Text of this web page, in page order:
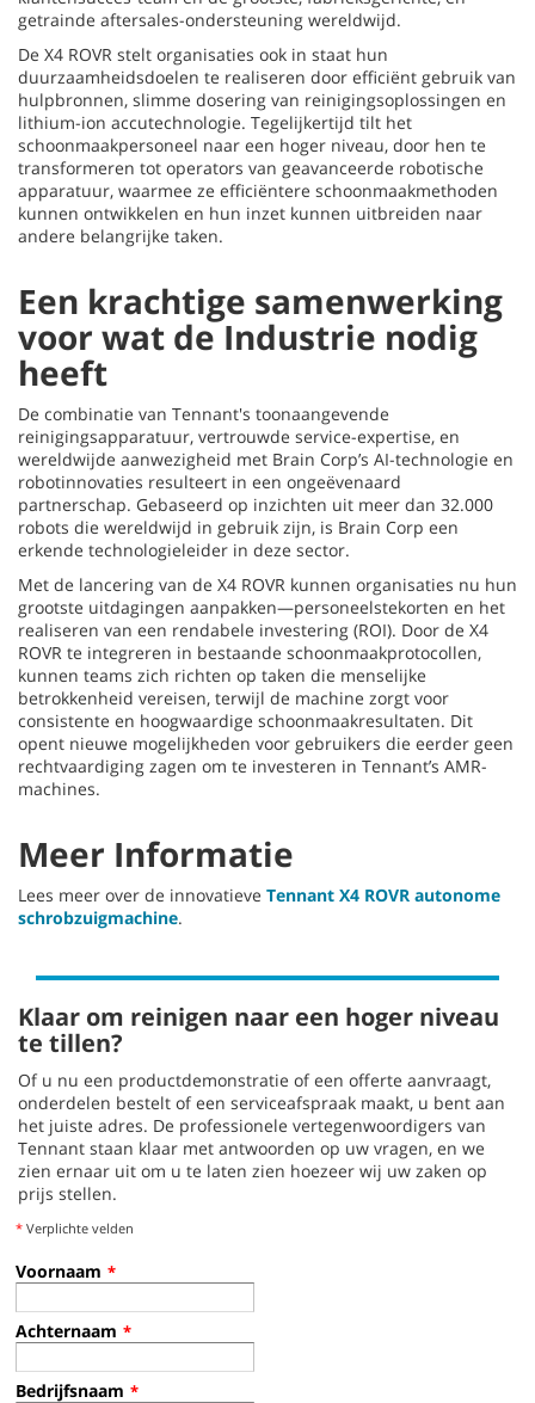
getrainde aftersales-ondersteuning wereldwijd.
De X4 ROVR stelt organisaties ook in staat hun
duurzaamheidsdoelen te realiseren door efficiënt gebruik van
hulpbronnen, slimme dosering van reinigingsoplossingen en
lithium-ion accutechnologie. Tegelijkertijd tilt het
schoonmaakpersoneel naar een hoger niveau, door hen te
transformeren tot operators van geavanceerde robotische
apparatuur, waarmee ze efficiëntere schoonmaakmethoden
kunnen ontwikkelen en hun inzet kunnen uitbreiden naar
andere belangrijke taken.
Een krachtige samenwerking
voor wat de Industrie nodig
heeft
De combinatie van Tennant's toonaangevende
reinigingsapparatuur, vertrouwde service-expertise, en
wereldwijde aanwezigheid met Brain Corp’s AI-technologie en
robotinnovaties resulteert in een ongeëvenaard
partnerschap. Gebaseerd op inzichten uit meer dan 32.000
robots die wereldwijd in gebruik zijn, is Brain Corp een
erkende technologieleider in deze sector.
Met de lancering van de X4 ROVR kunnen organisaties nu hun
grootste uitdagingen aanpakken—personeelstekorten en het
realiseren van een rendabele investering (ROI). Door de X4
ROVR te integreren in bestaande schoonmaakprotocollen,
kunnen teams zich richten op taken die menselijke
betrokkenheid vereisen, terwijl de machine zorgt voor
consistente en hoogwaardige schoonmaakresultaten. Dit
opent nieuwe mogelijkheden voor gebruikers die eerder geen
rechtvaardiging zagen om te investeren in Tennant’s AMR-
machines.
Meer Informatie
Lees meer over de innovatieve Tennant X4 ROVR autonome
schrobzuigmachine.
Klaar om reinigen naar een hoger niveau
te tillen?
Of u nu een productdemonstratie of een offerte aanvraagt,
onderdelen bestelt of een serviceafspraak maakt, u bent aan
het juiste adres. De professionele vertegenwoordigers van
Tennant staan klaar met antwoorden op uw vragen, en we
zien ernaar uit om u te laten zien hoezeer wij uw zaken op
prijs stellen.
* Verplichte velden
Voornaam *
Achternaam *
Bedrijfsnaam *